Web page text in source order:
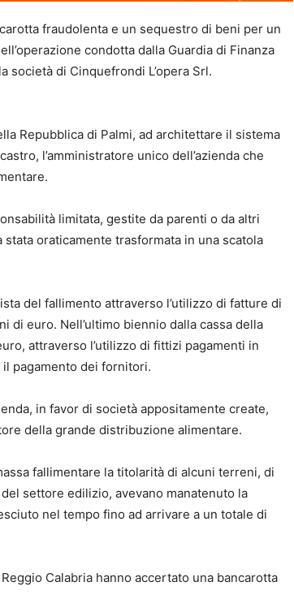
fraudolenta e un sequestro di beni per un
condotta dalla Guardia di Finanza
di Cinquefrondi L’opera Srl.
Repubblica di Palmi, ad architettare il sistema
l’amministratore unico dell’azienda che
limitata, gestite da parenti o da altri
oraticamente trasformata in una scatola
del fallimento attraverso l’utilizzo di fatture di
euro. Nell’ultimo biennio dalla cassa della
attraverso l’utilizzo di fittizi pagamenti in
pagamento dei fornitori.
in favor di società appositamente create,
della grande distribuzione alimentare.
fallimentare la titolarità di alcuni terreni, di
settore edilizio, avevano manatenuto la
nel tempo fino ad arrivare a un totale di
Calabria hanno accertato una bancarotta